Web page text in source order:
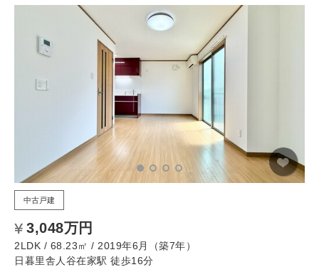
中古戸建
3,048万円
2LDK / 68.23㎡ / 2019年6月（築7年）
日暮里舎人谷在家駅 徒歩16分